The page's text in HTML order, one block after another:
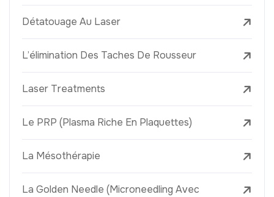
Détatouage Au Laser
L’élimination Des Taches De Rousseur
Laser Treatments
Le PRP (Plasma Riche En Plaquettes)
La Mésothérapie
La Golden Needle (Microneedling Avec